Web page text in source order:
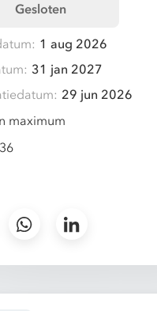
Gesloten
1 aug 2026
31 jan 2027
29 jun 2026
maximum